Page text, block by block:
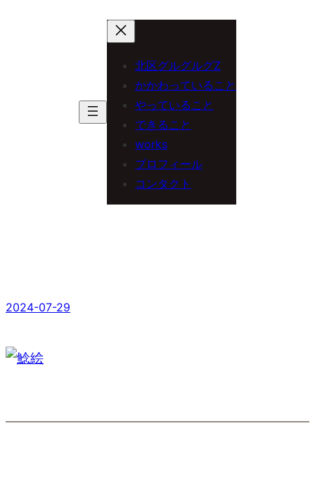
北区グルグルグZ
かかわっていること
やっていること
できること
works
プロフィール
コンタクト
2024-07-29